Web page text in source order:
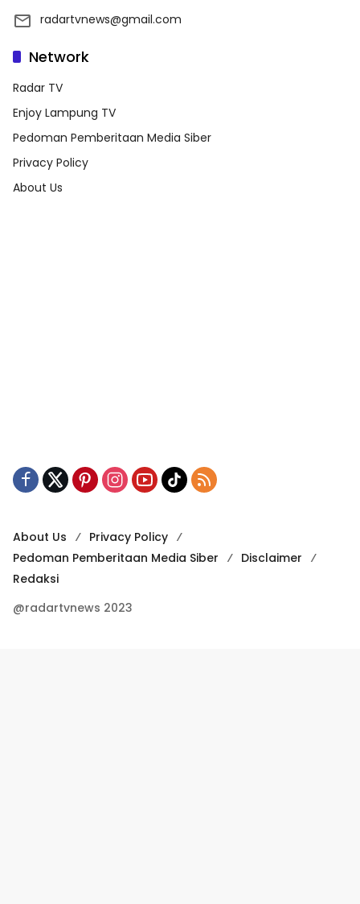
radartvnews@gmail.com
Network
Radar TV
Enjoy Lampung TV
Pedoman Pemberitaan Media Siber
Privacy Policy
About Us
About Us
Privacy Policy
Pedoman Pemberitaan Media Siber
Disclaimer
Redaksi
@radartvnews 2023